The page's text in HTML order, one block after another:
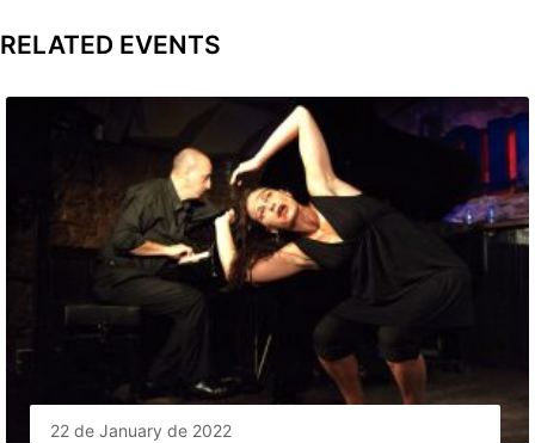
RELATED EVENTS
22 de January de 2022